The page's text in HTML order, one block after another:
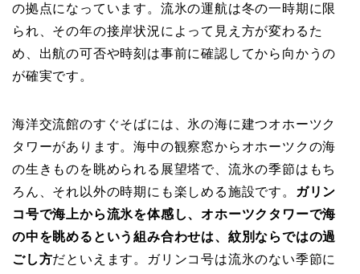
の拠点になっています。流氷の運航は冬の一時期に限
られ、その年の接岸状況によって見え方が変わるた
め、出航の可否や時刻は事前に確認してから向かうの
が確実です。
海洋交流館のすぐそばには、氷の海に建つオホーツク
タワーがあります。海中の観察窓からオホーツクの海
の生きものを眺められる展望塔で、流氷の季節はもち
ろん、それ以外の時期にも楽しめる施設です。
ガリン
コ号で海上から流氷を体感し、オホーツクタワーで海
の中を眺めるという組み合わせは、紋別ならではの過
ごし方だといえます。ガリンコ号は流氷のない季節に